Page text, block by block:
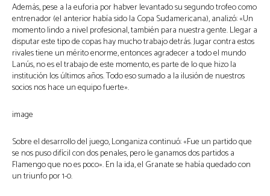
Además, pese a la euforia por habver levantado su segundo trofeo como
entrenador (el anterior había sido la Copa Sudamericana), analizó: «Un
momento lindo a nivel profesional, también para nuestra gente. Llegar a
disputar este tipo de copas hay mucho trabajo detrás. Jugar contra estos
rivales tiene un mérito enorme, entonces agradecer a todo el mundo
Lanús, no es el trabajo de este momento, es parte de lo que hizo la
institución los últimos años. Todo eso sumado a la ilusión de nuestros
socios nos hace un equipo fuerte».
image
Sobre el desarrollo del juego, Longaniza continuó: «Fue un partido que
se nos puso difícil con dos penales, pero le ganamos dos partidos a
Flamengo que no es poco». En la ida, el Granate se había quedado con
un triunfo por 1-0.